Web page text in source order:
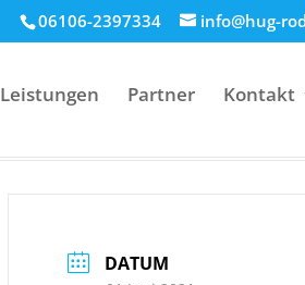
06106-2397334 info@hug-
Leistungen Partner Kontakt
DATUM